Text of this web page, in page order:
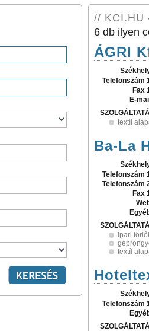
// KCI.HU
6 db ilyen
ÁGRI
Telefonszám
Fax
E-
textíl
Ba-La
Telefonszám
Telefonszám
Fax
ipari
textíl
Telefonszám